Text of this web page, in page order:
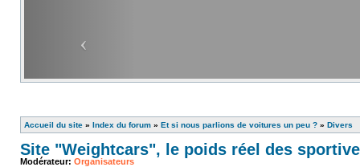
Accueil du site » Index du forum » Et si nous parlions de voitures un peu ? » Divers
Site "Weightcars", le poids réel des
Modérateur: Organisateurs